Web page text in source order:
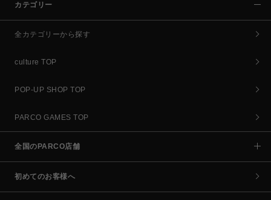
カテゴリー
全カテゴリーから探す
culture TOP
POP-UP SHOP TOP
PARCO GAMES TOP
全国のPARCO店舗
初めてのお客様へ